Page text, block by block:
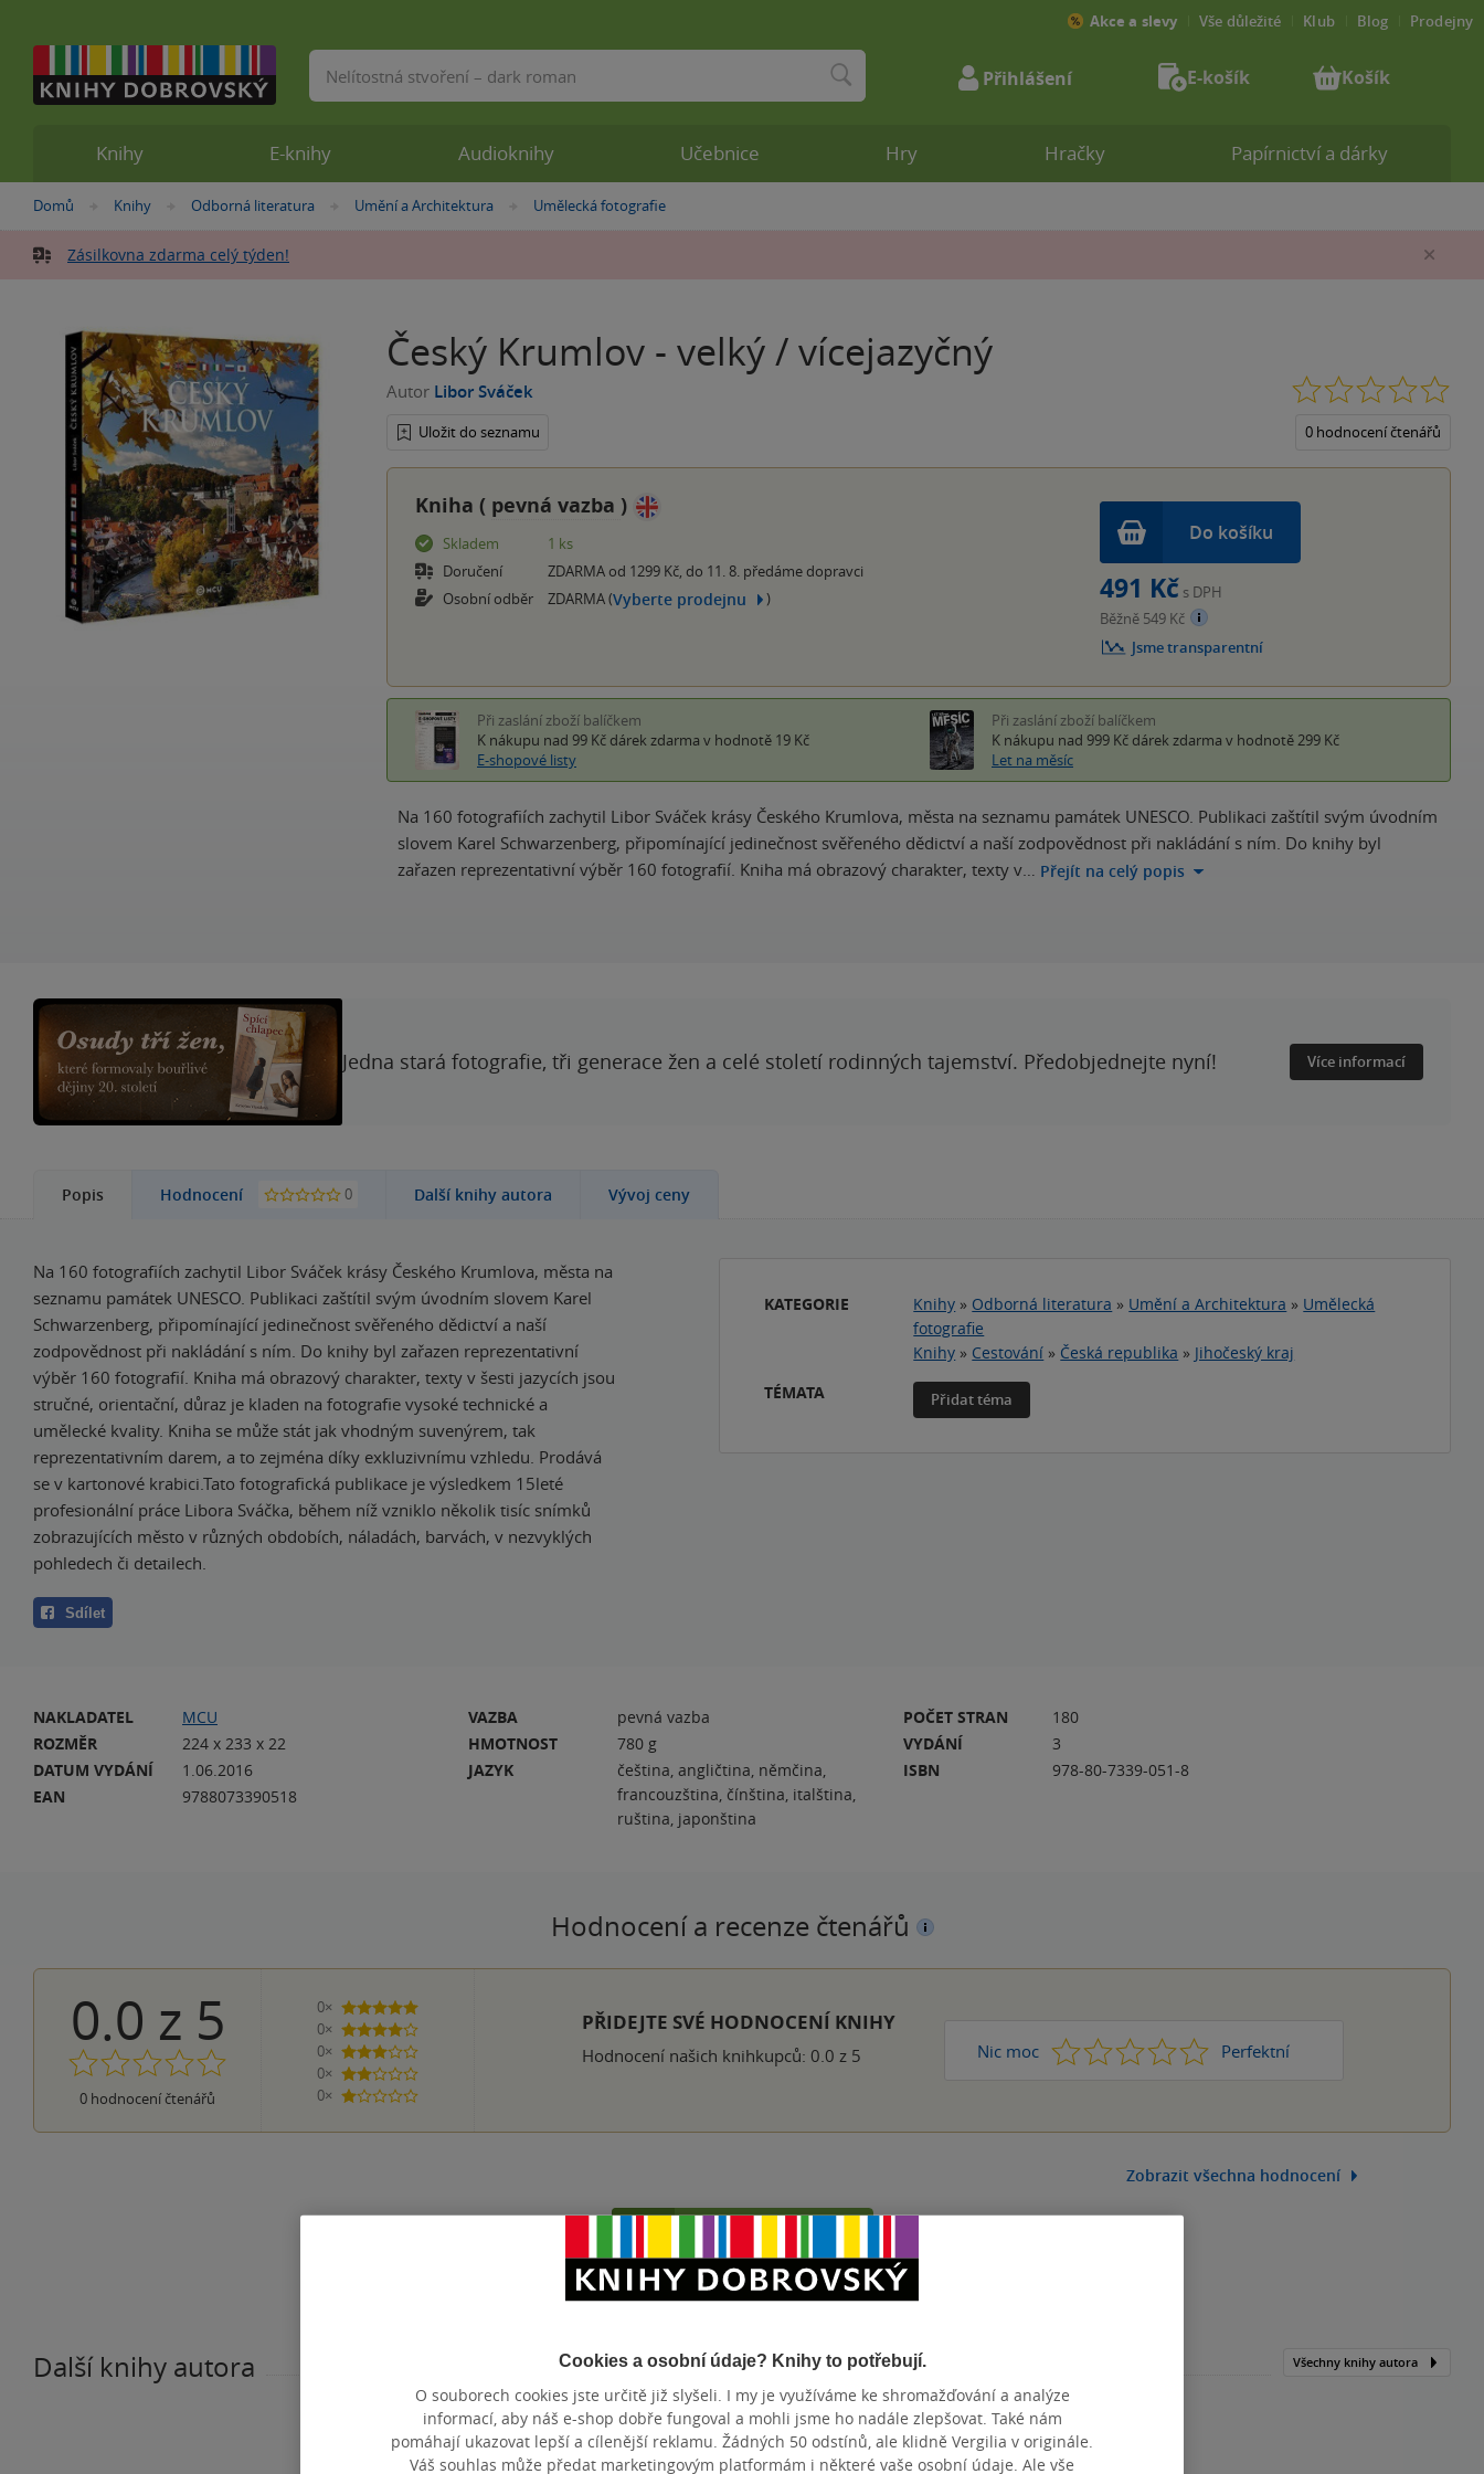
Nacházíte
zde:
Domů »
Knihy »
Odborná literatura »
Umění a Architektura »
Umělecká fotografie
Zásilkovna zdarma celý týden!
Český Krumlov - velký / vícejazyčný
Autor Libor Sváček
Uložit do seznamu 0 hodnocení čtenářů
Kniha ( pevná vazba )
Skladem
1 ks
Doručení
ZDARMA od 1299 Kč, do 11. 8. předáme dopravci
Osobní odběr
ZDARMA (Vyberte prodejnu )
Do košíku
491 Kč s DPH
Běžně 549 Kč
Jsme transparentní
Při zaslání zboží balíčkem
K nákupu nad 99 Kč dárek zdarma v hodnotě 19 Kč
E-shopové listy
Při zaslání zboží balíčkem
K nákupu nad 999 Kč dárek zdarma v hodnotě 299 Kč
Let na měsíc
Na 160 fotografiích zachytil Libor Sváček krásy Českého Krumlova, města na seznamu památek UNESCO. Publikaci zaštítil svým úvodním
slovem Karel Schwarzenberg, připomínající jedinečnost svěřeného dědictví a naší zodpovědnost při nakládání s ním. Do knihy byl
zařazen reprezentativní výběr 160 fotografií. Kniha má obrazový charakter, texty v… Přejít na celý popis
Jedna stará fotografie, tři generace žen a celé století rodinných tajemství. Předobjednejte nyní! Více informací
Popis Hodnocení 0 Další knihy autora Vývoj ceny
Na 160 fotografiích zachytil Libor Sváček krásy Českého Krumlova, města na
seznamu památek UNESCO. Publikaci zaštítil svým úvodním slovem Karel
Schwarzenberg, připomínající jedinečnost svěřeného dědictví a naší
zodpovědnost při nakládání s ním. Do knihy byl zařazen reprezentativní
výběr 160 fotografií. Kniha má obrazový charakter, texty v šesti jazycích jsou
stručné, orientační, důraz je kladen na fotografie vysoké technické a
umělecké kvality. Kniha se může stát jak vhodným suvenýrem, tak
reprezentativním darem, a to zejména díky exkluzivnímu vzhledu. Prodává
se v kartonové krabici.Tato fotografická publikace je výsledkem 15leté
profesionální práce Libora Sváčka, během níž vzniklo několik tisíc snímků
zobrazujících město v různých obdobích, náladách, barvách, v nezvyklých
pohledech či detailech.
Sdílet
KATEGORIE Knihy » Odborná literatura » Umění a Architektura » Umělecká
fotografie
Knihy » Cestování » Česká republika » Jihočeský kraj
TÉMATA
Přidat téma
NAKLADATEL
MCU
ROZMĚR
224 x 233 x 22
DATUM VYDÁNÍ
1.06.2016
EAN
9788073390518
VAZBA
pevná vazba
HMOTNOST
780 g
JAZYK
čeština, angličtina, němčina,
francouzština, čínština, italština,
ruština, japonština
POČET STRAN
180
VYDÁNÍ
3
ISBN
978-80-7339-051-8
Hodnocení a recenze čtenářů
0.0 z 5
0 hodnocení čtenářů
0×
5 hvězdiček
0×
4 hvězdičky
0×
3 hvězdičky
0×
2 hvězdičky
0×
1 hvezdička
PŘIDEJTE SVÉ HODNOCENÍ KNIHY
Hodnocení našich knihkupců: 0.0 z 5 Nic moc 1 2 3 4 Perfektní
5
Zobrazit všechna hodnocení
Další knihy autora Všechny knihy autora
Knihy E-knihy Audioknihy Učebnice Hry Hračky Papírnictví a dárky
Akce a slevy Vše důležité Klub Blog Prodejny
Vyhledávání Přihlášení E-košík Košík
Cookies a osobní údaje? Knihy to potřebují.
O souborech cookies jste určitě již slyšeli. I my je využíváme ke shromažďování a analýze
informací, aby náš e-shop dobře fungoval a mohli jsme ho nadále zlepšovat. Také nám
pomáhají ukazovat lepší a cílenější reklamu. Žádných 50 odstínů, ale klidně Vergilia v originále.
Váš souhlas může předat marketingovým platformám i některé vaše osobní údaje. Ale vše